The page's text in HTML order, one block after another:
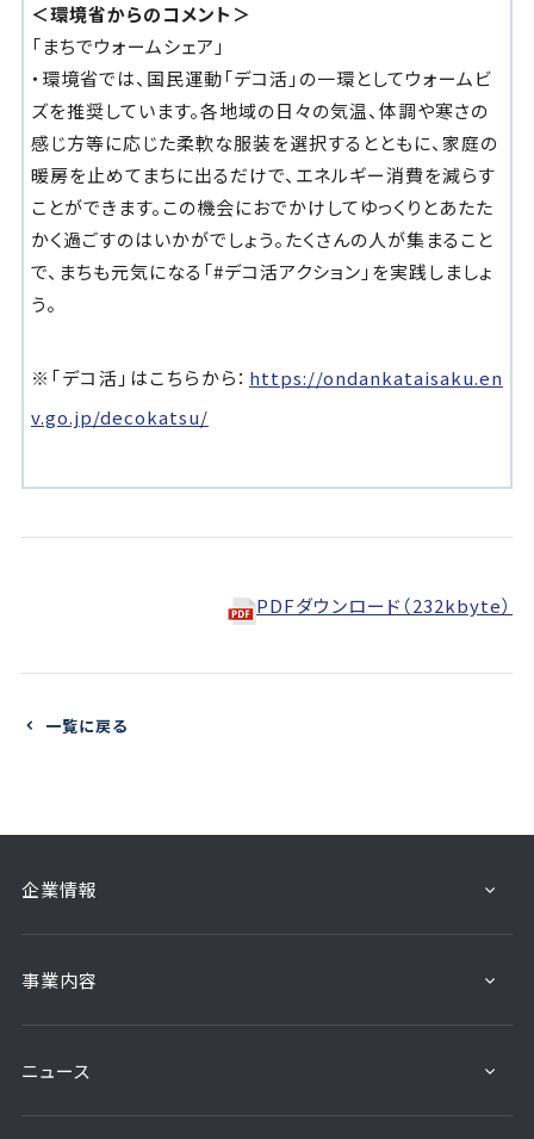
＜環境省からのコメント＞
「まちでウォームシェア」
・環境省では、国民運動「デコ活」の一環としてウォームビ
ズを推奨しています。各地域の日々の気温、体調や寒さの
感じ方等に応じた柔軟な服装を選択するとともに、家庭の
暖房を止めてまちに出るだけで、エネルギー消費を減らす
ことができます。この機会におでかけしてゆっくりとあたた
かく過ごすのはいかがでしょう。たくさんの人が集まること
で、まちも元気になる「#デコ活アクション」を実践しましょ
う。
※「デコ活」はこちらから： https://ondankataisaku.en
v.go.jp/decokatsu/
PDFダウンロード（232kbyte）
一覧に戻る
企業情報
事業内容
ニュース